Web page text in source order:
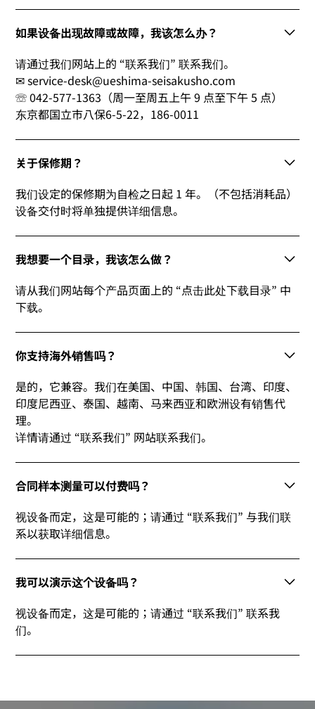
如果设备出现故障或故障，我该怎么办？
请通过我们网站上的 “联系我们” 联系我们。
✉ service-desk@ueshima-seisakusho.com
☏ 042-577-1363（周一至周五上午 9 点至下午 5 点）
东京都国立市八保6-5-22，186-0011
关于保修期？
我们设定的保修期为自检之日起 1 年。（不包括消耗品）
设备交付时将单独提供详细信息。
我想要一个目录，我该怎么做？
请从我们网站每个产品页面上的 “点击此处下载目录” 中
下载。
你支持海外销售吗？
是的，它兼容。我们在美国、中国、韩国、台湾、印度、
印度尼西亚、泰国、越南、马来西亚和欧洲设有销售代
理。
详情请通过 “联系我们” 网站联系我们。
合同样本测量可以付费吗？
视设备而定，这是可能的；请通过 “联系我们” 与我们联
系以获取详细信息。
我可以演示这个设备吗？
视设备而定，这是可能的；请通过 “联系我们” 联系我
们。